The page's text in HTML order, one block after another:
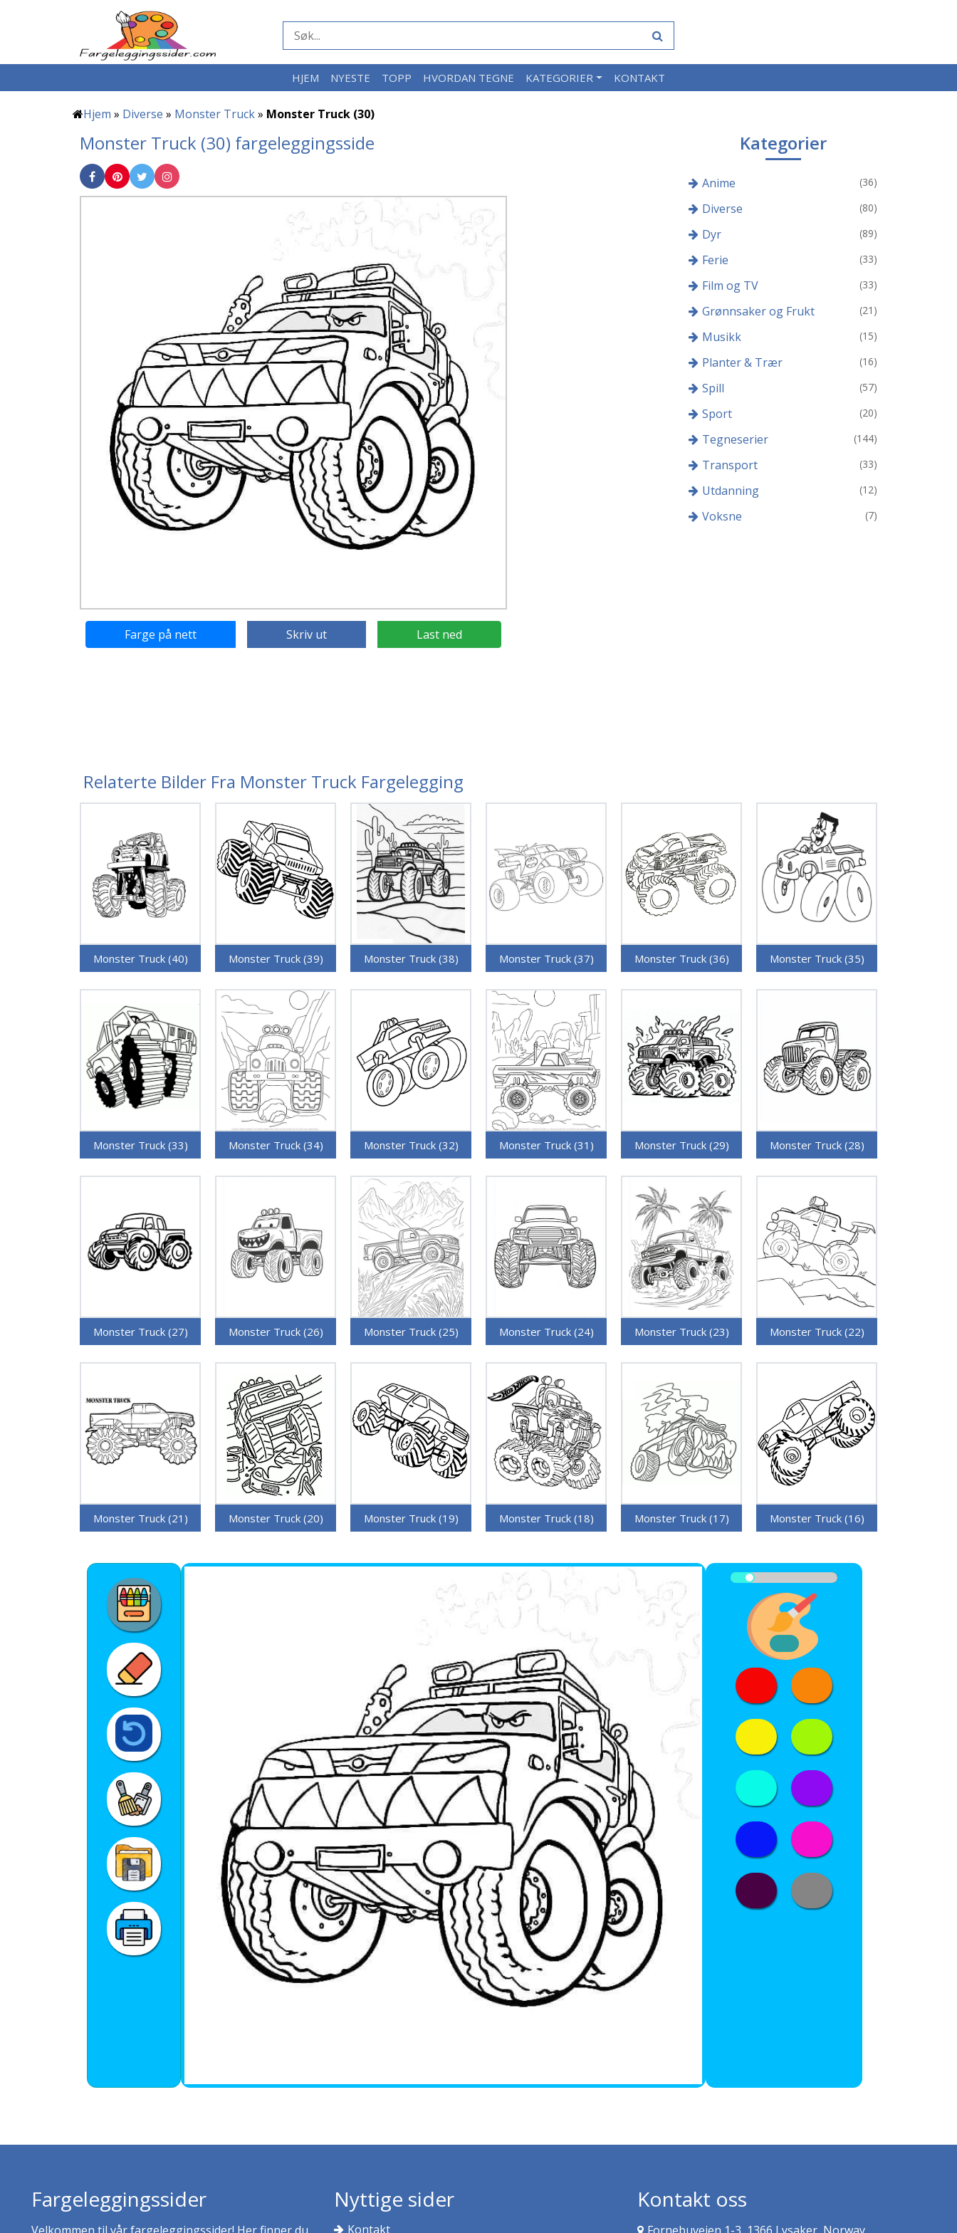
HJEM NYESTE TOPP HVORDAN TEGNE KATEGORIER KONTAKT
Hjem » Diverse » Monster Truck» Monster Truck (30)
Monster Truck (30) fargeleggingsside
Farge på nett Skriv ut Last ned
Kategorier
Anime (36)
Diverse (80)
Dyr (89)
Ferie (33)
Film og TV (33)
Grønnsaker og Frukt (21)
Musikk (15)
Planter & Trær (16)
Spill (57)
Sport (20)
Tegneserier (144)
Transport (33)
Utdanning (12)
Voksne (7)
Relaterte Bilder Fra Monster Truck Fargelegging
Monster Truck (40) Monster Truck (39) Monster Truck (38) Monster Truck (37) Monster Truck (36) Monster Truck (35)
Monster Truck (33) Monster Truck (34) Monster Truck (32) Monster Truck (31) Monster Truck (29) Monster Truck (28)
Monster Truck (27) Monster Truck (26) Monster Truck (25) Monster Truck (24) Monster Truck (23) Monster Truck (22)
Monster Truck (21) Monster Truck (20) Monster Truck (19) Monster Truck (18) Monster Truck (17) Monster Truck (16)
Fargeleggingssider Nyttige sider
Kontakt
Kontakt oss